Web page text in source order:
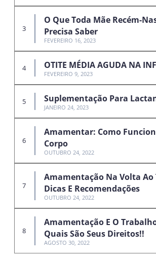
O Que Toda Mãe Recém-
Precisa Saber
FEVEREIRO 16, 2023
OTITE MÉDIA AGUDA NA
FEVEREIRO 9, 2023
Suplementação Para
JANEIRO 24, 2023
Amamentar: Como
Corpo
OUTUBRO 24, 2022
Amamentação Na Volta Ao
Dicas E Recomendações
OUTUBRO 24, 2022
Amamentação E O
Quais São Seus Direitos!!
AGOSTO 30, 2022